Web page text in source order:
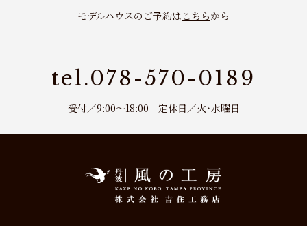
モデルハウスのご予約は こちらから
tel.078-570-0189
受付／9:00～18:00 定休日／火･水曜日